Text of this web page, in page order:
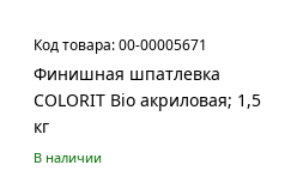
Код товара:00-00005671
Финишная шпатлевка
COLORIT Bio акриловая; 1,5
кг
В наличии